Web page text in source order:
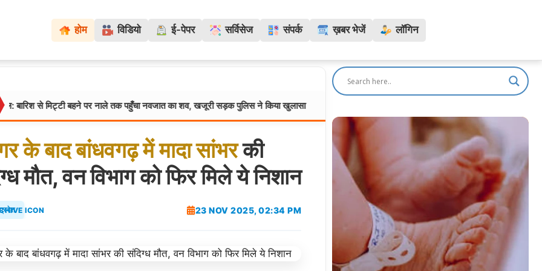
होम विडियो ई-पेपर सर्विसेज संपर्क ख़बर भेजें लॉगिन
से मिट्टी बहने पर नाले तक पहुँचा नवजात का शव, खजूरी सड़क पुलिस ने किया खुलासा मध्यप्रदेश:
केबादबांधवगढ़मेंमादासांभरकी
मौत, वन विभाग को फिर मिले ये निशान
23 NOV 2025, 02:34 PM